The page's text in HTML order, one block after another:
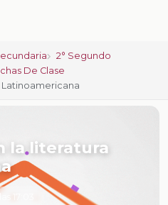
2° Segundo
De Clase
Latinoamericana
la literatura
17:03